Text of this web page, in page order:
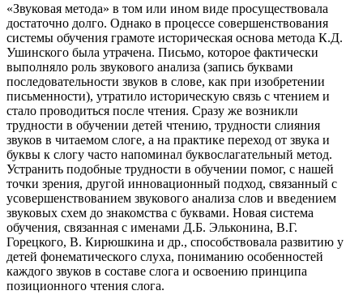
«Звуковая метода» в том или ином виде просуществовала
достаточно долго. Однако в процессе совершенствования
системы обучения грамоте историческая основа метода К.Д.
Ушинского была утрачена. Письмо, которое фактически
выполняло роль звукового анализа (запись буквами
последовательности звуков в слове, как при изобретении
письменности), утратило историческую связь с чтением и
стало проводиться после чтения. Сразу же возникли
трудности в обучении детей чтению, трудности слияния
звуков в читаемом слоге, а на практике переход от звука и
буквы к слогу часто напоминал буквослагательный метод.
Устранить подобные трудности в обучении помог, с нашей
точки зрения, другой инновационный подход, связанный с
усовершенствованием звукового анализа слов и введением
звуковых схем до знакомства с буквами. Новая система
обучения, связанная с именами Д.Б. Эльконина, В.Г.
Горецкого, В. Кирюшкина и др., способствовала развитию у
детей фонематического слуха, пониманию особенностей
каждого звуков в составе слога и освоению принципа
позиционного чтения слога.